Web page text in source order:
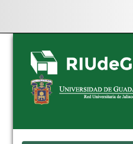
Skip
navigation